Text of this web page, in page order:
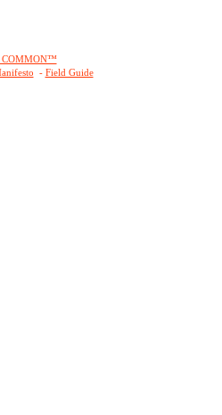
COMMON™
- Field Guide